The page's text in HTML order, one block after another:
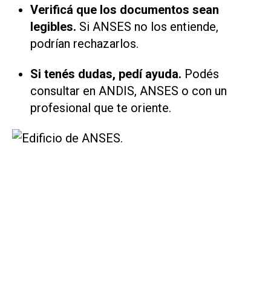
Verificá que los documentos sean
legibles. Si ANSES no los entiende,
podrían rechazarlos.
Si tenés dudas, pedí ayuda. Podés
consultar en ANDIS, ANSES o con un
profesional que te oriente.